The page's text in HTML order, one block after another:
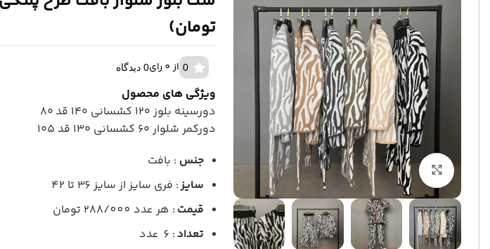
برای بزرگنمایی کلیک کنید
تومان)
0 از 0 رای 0 دیدگاه
ویژگی های محصول
دورسینه بلوز ۱۲۰ کشسانی ۱۴۰ قد ۸۰
دورکمر شلوار ۶۰ کشسانی ۱۳۰ قد ۱۰۵
جنس : بافت
سایز: فری سایز از سایز 36 تا 42
قیمت : هر عدد 288/000 تومان
تعداد: 6 عدد